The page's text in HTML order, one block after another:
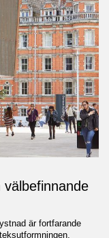
välbefinnande
är fortfarande